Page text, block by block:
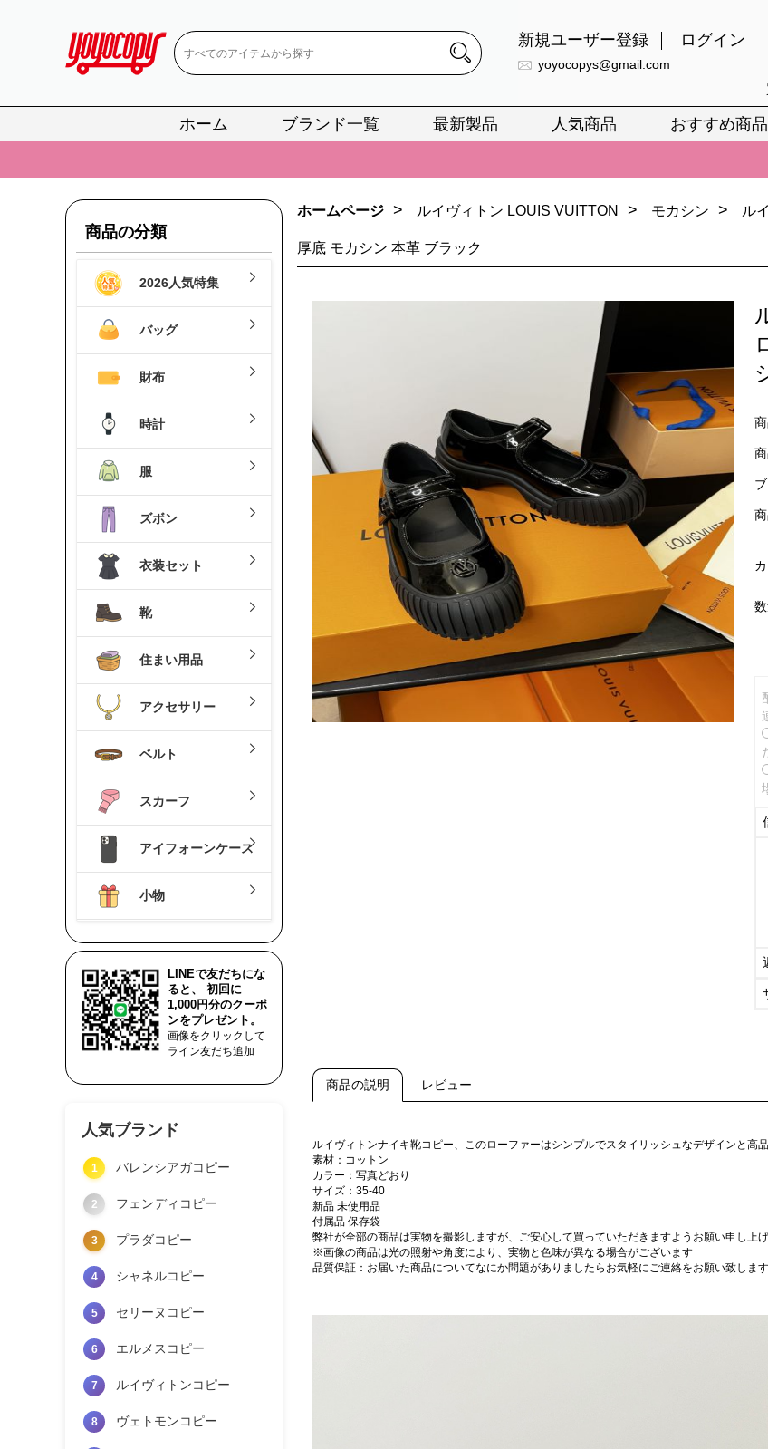
新規ユーザー登録 ログイン
yoyocopys@gmail.com
ホーム ブランド一覧 最新製品 人気商品 おすすめ商品
📢 当店は正真正銘のn級スーパーコピーのみ取扱い。最高品質の再現度を安心
📢
📢 新作入荷！ルイ・ヴィトンスーパーコピー バッグ最新モデルが登場。上質な
📢 当店は正真正銘のn級スーパーコピーのみ取扱い。最高品質の再現度を安心
新作入荷！ルイ・ヴィトンスーパーコピー バッグ最新モデルが登場。上質な
商品の分類
2026人気特集
バッグ
財布
時計
服
ズボン
衣装セット
靴
住まい用品
アクセサリー
ベルト
スカーフ
アイフォーンケース
小物
LINEで友だちにな
ると、 初回に
1,000円分のクーポ
ンをプレゼント。
画像をクリックして
ライン友だち追加
人気ブランド
1 バレンシアガコピー
2 フェンディコピー
3 プラダコピー
4 シャネルコピー
5 セリーヌコピー
6 エルメスコピー
7 ルイヴィトンコピー
8 ヴェトモンコピー
ホームページ > ルイヴィトン LOUIS VUITTON > モカシン > ル
厚底 モカシン 本革 ブラック
数
商品の説明 レビュー
ルイヴィトンナイキ靴コピー、このローファーはシンプルでスタイリッシュなデザインと高
素材：コットン
カラー：写真どおり
サイズ：35-40
新品 未使用品
付属品 保存袋
弊社が全部の商品は実物を撮影しますが、ご安心して買っていただきますようお願い申し上げ
※画像の商品は光の照射や角度により、実物と色味が異なる場合がございます
品質保証：お届いた商品についてなにか問題がありましたらお気軽にご連絡をお願い致します